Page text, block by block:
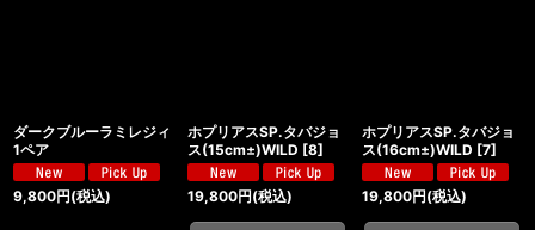
ダークブルーラミレジィ
1ペア
9,800円(税込)
ホプリアスSP.タバジョ
ス(15cm±)WILD [8]
19,800円(税込)
ホプリアスSP.タバジョ
ス(16cm±)WILD [7]
19,800円(税込)